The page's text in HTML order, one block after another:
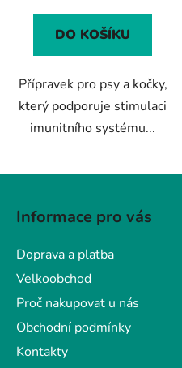
z
DO KOŠÍKU
Přípravek pro psy a kočky,
který podporuje stimulaci
imunitního systému...
Informace pro vás
Doprava a platba
Velkoobchod
Proč nakupovat u nás
Obchodní podmínky
Kontakty